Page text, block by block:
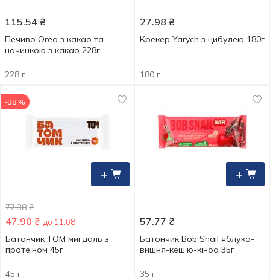
115.54 ₴
Печиво Oreo з какао та
начинкою з какао 228г
228 г
27.98 ₴
Крекер Yarych з цибулею 180г
180 г
+
-38 %
77.38 ₴
47.90 ₴ до 11.08
Батончик ТOM мигдаль з
протеїном 45г
45 г
+
57.77 ₴
Батончик Bob Snail яблуко-
вишня-кеш’ю-кіноа 35г
35 г